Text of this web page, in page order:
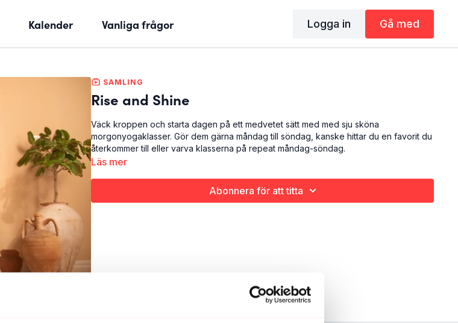
Kalender Vanliga frågor Logga in Gå med
SAMLING
Rise and Shine
Väck kroppen och starta dagen på ett medvetet sätt med med sju sköna
morgonyogaklasser. Gör dem gärna måndag till söndag, kanske hittar du en favorit du
återkommer till eller varva klasserna på repeat måndag-söndag.
Läs mer
Abonnera för att titta